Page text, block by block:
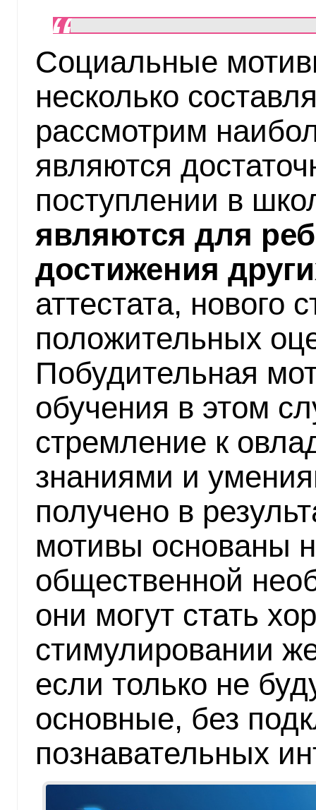
Социальные
несколько
рассмотрим
являются
поступлении в
являются для
достижения
аттестата, нового
положительных
Побудительная
обучения в этом
стремление к
знаниями и
получено в
мотивы основаны
общественной
они могут стать
стимулировании
если только не
основные, без
познавательных